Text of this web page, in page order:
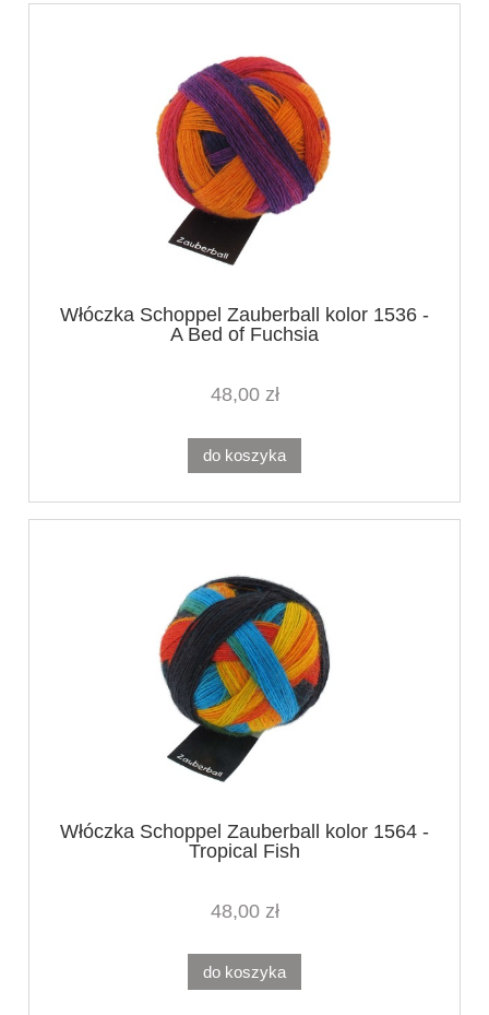
Włóczka Schoppel Zauberball kolor 1536 -
A Bed of Fuchsia
48,00 zł
do koszyka
Włóczka Schoppel Zauberball kolor 1564 -
Tropical Fish
48,00 zł
do koszyka